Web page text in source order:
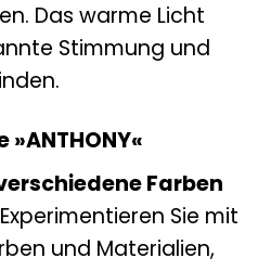
Das warme Licht
Stimmung und
Farben
Sie mit
und Materialien,